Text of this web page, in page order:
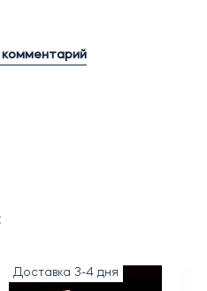
Доставка 3-4 дня